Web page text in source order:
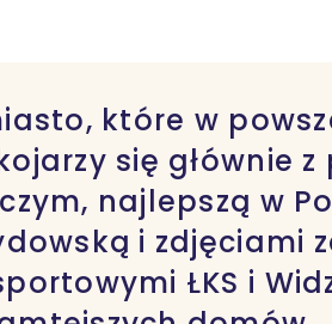
które w
się głównie z
najlepszą w
i zdjęciami
ŁKS i